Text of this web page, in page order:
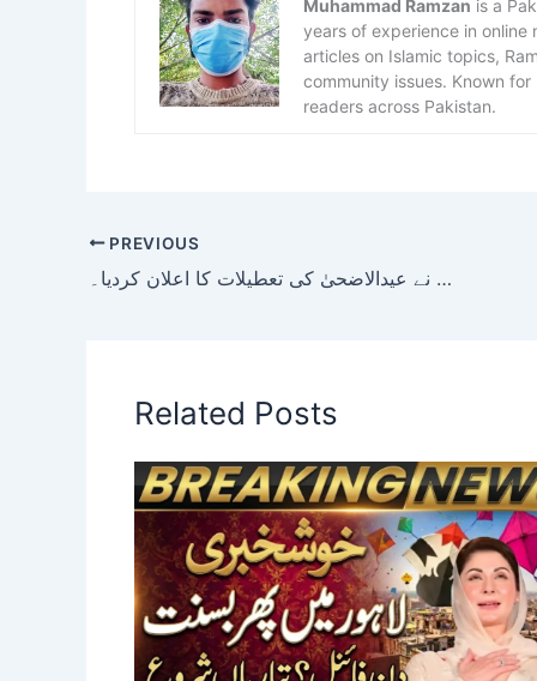
Muhammad Ramzan is a
years of experience in
articles on Islamic topics,
community issues. Known
readers across Pakistan.
PREVIOUS
سندھ حکومت نے عیدالاضحیٰ کی تعطیلات کا اعلان کردیا۔
Related Posts